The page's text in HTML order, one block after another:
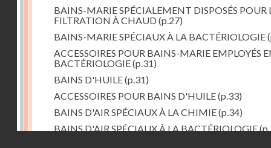
BAINS-MARIE SPÉCIALEMENT DISPOSÉS POUR
FILTRATION À CHAUD (p.27)
BAINS-MARIE SPÉCIAUX À LA BACTÉRIOLOGIE
ACCESSOIRES POUR BAINS-MARIE EMPLOYÉS
BACTÉRIOLOGIE(p.31)
BAINS D'HUILE(p.31)
ACCESSOIRES POUR BAINS D'HUILE(p.33)
BAINS D'AIR SPÉCIAUX À LA CHIMIE(p.34)
BAINS D'AIR SPÉCIAUX À LA BACTÉRIOLOGIE